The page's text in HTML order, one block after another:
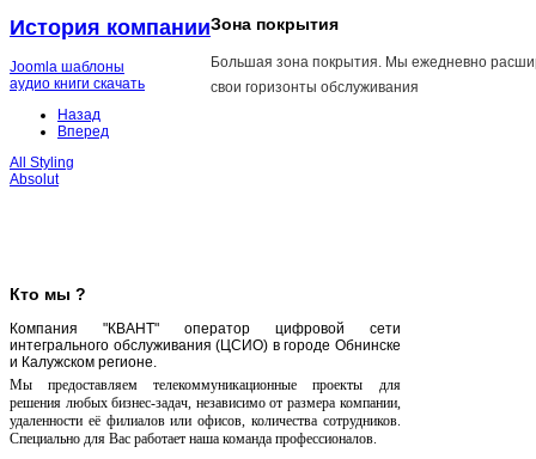
История компании
Joomla шаблоны
аудио книги скачать
Назад
Вперед
All Styling
Absolut
Зона покрытия
Большая зона покрытия. Мы ежедневно
свои горизонты обслуживания
Кто мы ?
Компания "КВАНТ" оператор цифровой сети
интегрального обслуживания (ЦСИО) в городе Обнинске
и Калужском регионе.
Мы предоставляем телекоммуникационные проекты для
решения любых бизнес-задач, независимо от размера компании,
удаленности её филиалов или офисов, количества сотрудников.
Специально для Вас работает наша команда профессионалов.